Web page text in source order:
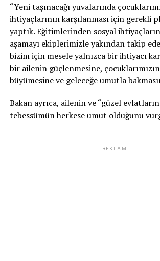
“Yeni taşınacağı yuvalarında
ihtiyaçlarının karşılanması için gerekli
yaptık. Eğitimlerinden sosyal
aşamayı ekiplerimizle yakından takip
bizim için mesele yalnızca bir ihtiyacı
bir ailenin güçlenmesine,
büyümesine ve geleceğe umutla
Bakan ayrıca, ailenin ve “güzel
tebessümün herkese umut olduğunu
REKLAM